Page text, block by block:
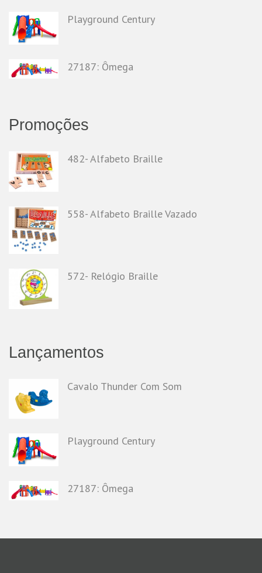
Playground Century
27187: Ômega
Promoções
482- Alfabeto Braille
558- Alfabeto Braille Vazado
572- Relógio Braille
Lançamentos
Cavalo Thunder Com Som
Playground Century
27187: Ômega